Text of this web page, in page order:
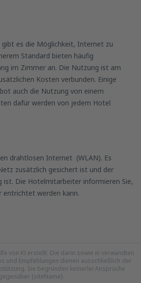
es die Möglichkeit, Internet zu
Standard bieten häufig
im Zimmer an. Die Nutzung ist am
Kosten verbunden. Einige
auch die Nutzung von einem
dafür werden von jedem Hotel
drahtlosen Internet (WLAN). Es
zusätzlich gesichert ist und der
ist. Die Hotelmitarbeiter informieren Sie,
werden kann.
von KI erstellt. Die darin sowie in verwandten
und Empfehlungen dienen ausschließlich der
Sie begründen keinerlei Ansprüche
{siteName}.